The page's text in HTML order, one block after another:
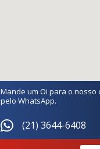
Mande um Oi para o
pelo WhatsApp.
(21) 3644-6408